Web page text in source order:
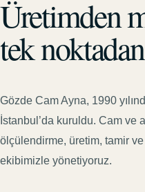
Üretimden
tek
Gözde Cam Ayna, 1990
İstanbul’da kuruldu. Cam ve
ölçülendirme, üretim, tamir
ekibimizle yönetiyoruz.